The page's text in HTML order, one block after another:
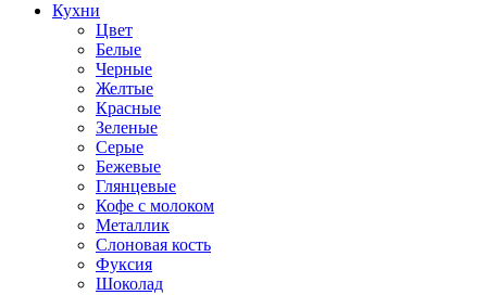
Кухни
Цвет
Белые
Черные
Желтые
Красные
Зеленые
Серые
Бежевые
Глянцевые
Кофе с молоком
Металлик
Слоновая кость
Фуксия
Шоколад